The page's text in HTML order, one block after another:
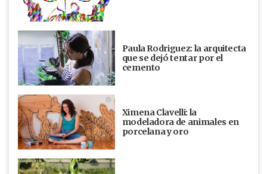
Paula Rodriguez: la arquitecta
que se dejó tentar por el
cemento
Ximena Clavelli: la
modeladora de animales en
porcelana y oro